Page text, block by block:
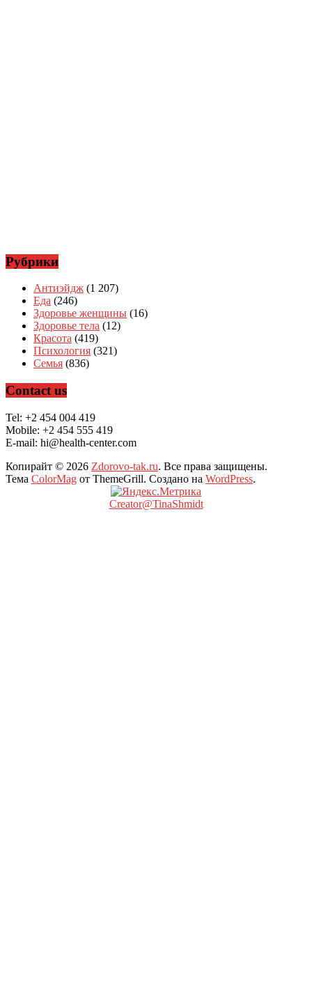
Рубрики
Антиэйдж (1 207)
Еда (246)
Здоровье женщины (16)
Здоровье тела (12)
Красота (419)
Психология (321)
Семья (836)
Contact us
Tel: +2 454 004 419
Mobile: +2 454 555 419
E-mail: hi@health-center.com
Копирайт © 2026 Zdorovo-tak.ru. Все права защищены.
Тема ColorMag от ThemeGrill. Создано на WordPress.
Creator@TinaShmidt